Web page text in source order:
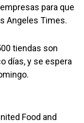
para que
Angeles Times.
tiendas son
días, y se espera
Food and